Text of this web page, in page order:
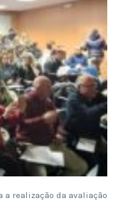
a realização da avaliação